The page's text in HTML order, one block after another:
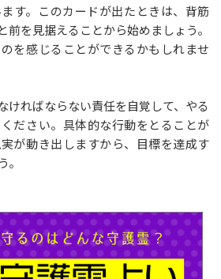
す。このカードが出たときは、背筋
前を見据えることから始めましょう。
を感じることができるかもしれませ
ければならない責任を自覚して、やる
ださい。具体的な行動をとることが
が動き出しますから、目標を達成す